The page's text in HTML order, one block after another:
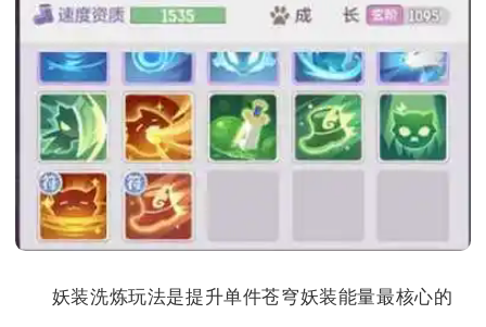
妖装洗炼玩法是提升单件苍穹妖装能量最核心的